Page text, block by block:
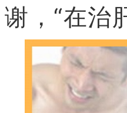
谢，“在治